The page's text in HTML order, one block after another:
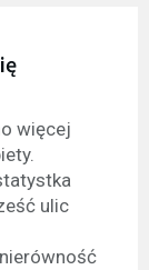
więcej
ulic